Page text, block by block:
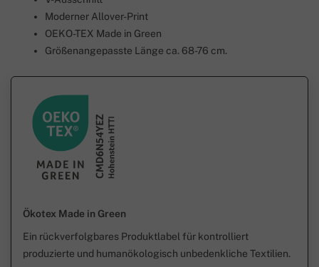
Moderner Allover-Print
OEKO-TEX Made in Green
Größenangepasste Länge ca. 68-76 cm.
Ökotex Made in Green
Ein rückverfolgbares Produktlabel für kontrolliert
produzierte und humanökologisch unbedenkliche Textilien.